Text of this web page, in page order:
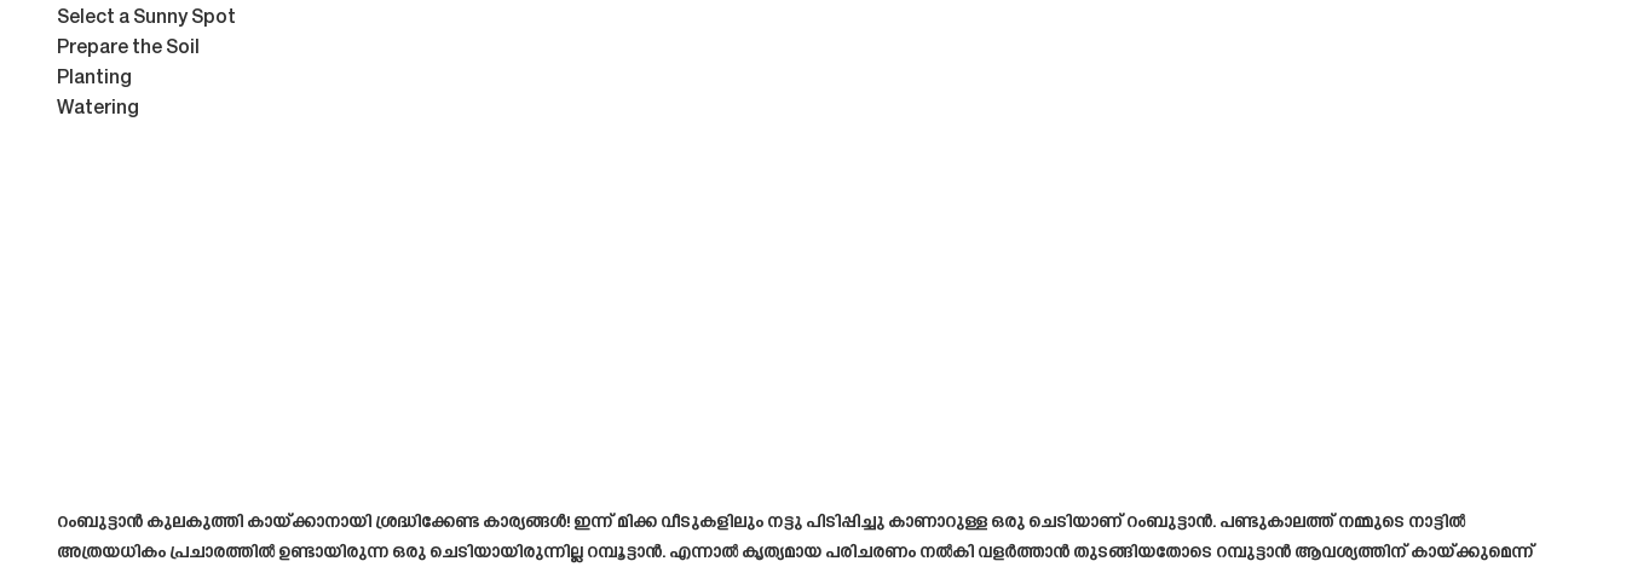
Select a Sunny Spot
Prepare the Soil
Planting
Watering
റംബുട്ടാൻ കുലകുത്തി കായ്ക്കാനായി ശ്രദ്ധിക്കേണ്ട കാര്യങ്ങൾ! ഇന്ന് മിക്ക വീടുകളിലും നട്ടു പിടിപ്പിച്ചു കാണാറുള്ള ഒരു ചെടിയാണ് റംബുട്ടാൻ. പണ്ടുകാലത്ത് നമ്മുടെ നാട്ടിൽ
അത്രയധികം പ്രചാരത്തിൽ ഉണ്ടായിരുന്ന ഒരു ചെടിയായിരുന്നില്ല റമ്പൂട്ടാൻ. എന്നാൽ കൃത്യമായ പരിചരണം നൽകി വളർത്താൻ തുടങ്ങിയതോടെ റമ്പുട്ടാൻ ആവശ്യത്തിന് കായ്ക്കുമെന്ന്